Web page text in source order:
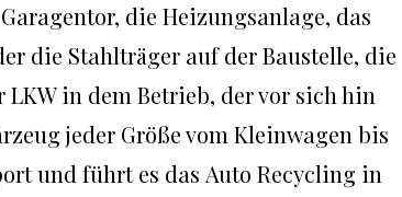
die Heizungsanlage, das
die Stahlträger auf der Baustelle, die
in dem Betrieb, der vor sich hin
jeder Größe vom Kleinwagen bis
und führt es das Auto Recycling in